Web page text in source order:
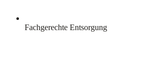
Fachgerechte Entsorgung